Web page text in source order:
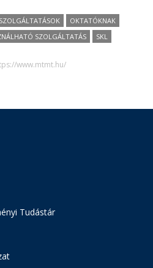
SZOLGÁLTATÁSOK
OKTATÓKNAK
SZOLGÁLTATÁS SKL
www.mtmt.hu/
Tudástár